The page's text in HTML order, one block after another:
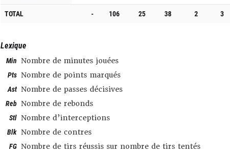
TOTAL
- 106 25 38 2 3
Lexique
Min Nombre de minutes jouées
Pts Nombre de points marqués
Ast Nombre de passes décisives
Reb Nombre de rebonds
Stl Nombre d’interceptions
Blk Nombre de contres
FG Nombre de tirs réussis sur nombre de tirs tentés